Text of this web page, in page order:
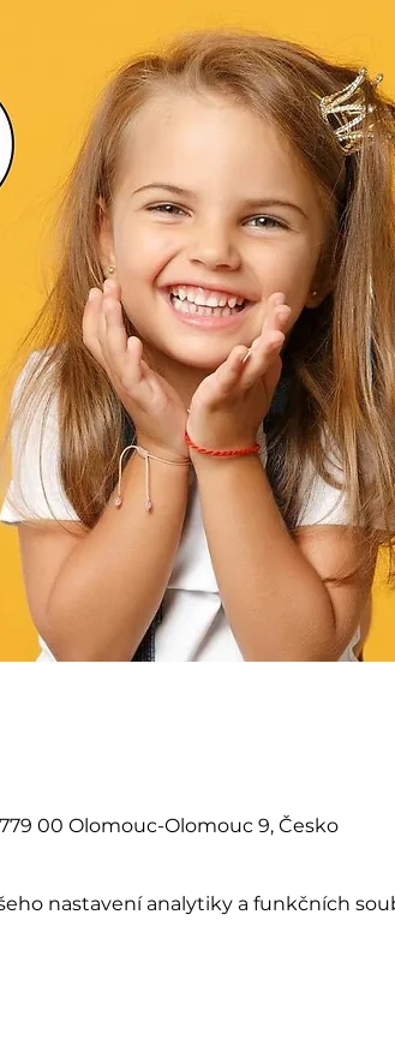
00 Olomouc-Olomouc 9, Česko
nastavení analytiky a funkčních